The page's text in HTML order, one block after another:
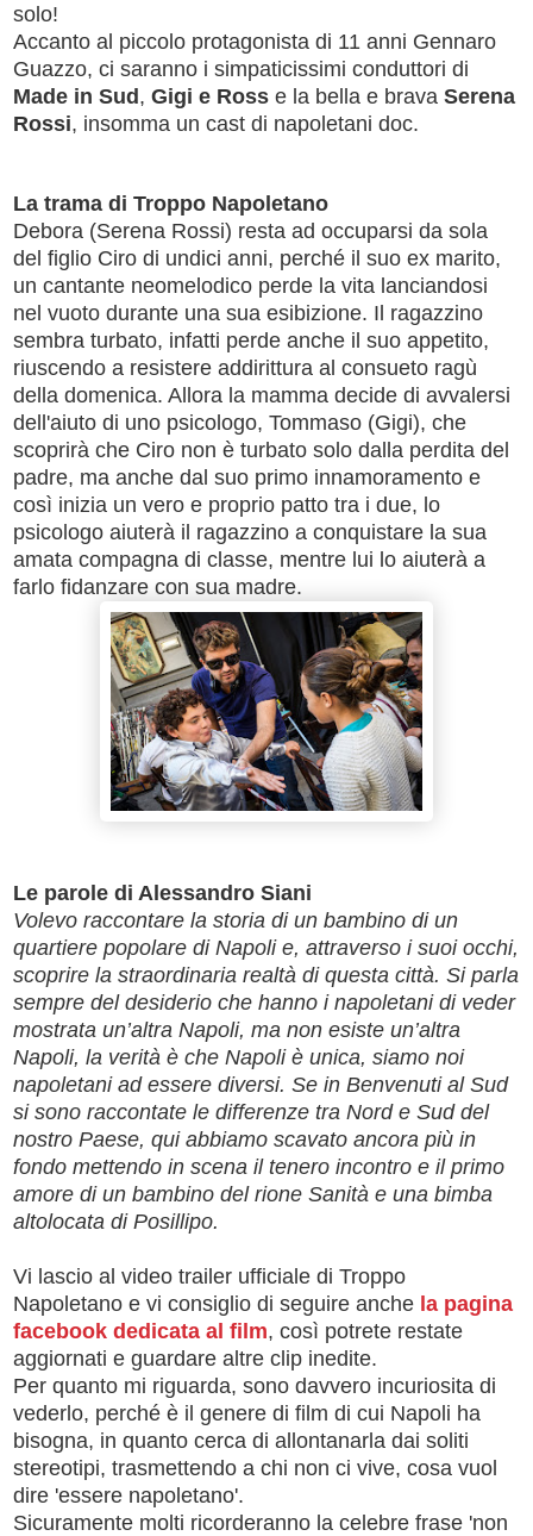
solo!
Accanto al piccolo protagonista di 11 anni Gennaro
Guazzo, ci saranno i simpaticissimi conduttori di
Made in Sud, Gigi e Ross e la bella e brava Serena
Rossi, insomma un cast di napoletani doc.
La trama di Troppo Napoletano
Debora (Serena Rossi) resta ad occuparsi da sola
del figlio Ciro di undici anni, perché il suo ex marito,
un cantante neomelodico perde la vita lanciandosi
nel vuoto durante una sua esibizione. Il ragazzino
sembra turbato, infatti perde anche il suo appetito,
riuscendo a resistere addirittura al consueto ragù
della domenica. Allora la mamma decide di avvalersi
dell'aiuto di uno psicologo, Tommaso (Gigi), che
scoprirà che Ciro non è turbato solo dalla perdita del
padre, ma anche dal suo primo innamoramento e
così inizia un vero e proprio patto tra i due, lo
psicologo aiuterà il ragazzino a conquistare la sua
amata compagna di classe, mentre lui lo aiuterà a
farlo fidanzare con sua madre.
Le parole di Alessandro Siani
Volevo raccontare la storia di un bambino di un
quartiere popolare di Napoli e, attraverso i suoi occhi,
scoprire la straordinaria realtà di questa città. Si parla
sempre del desiderio che hanno i napoletani di veder
mostrata un’altra Napoli, ma non esiste un’altra
Napoli, la verità è che Napoli è unica, siamo noi
napoletani ad essere diversi. Se in Benvenuti al Sud
si sono raccontate le differenze tra Nord e Sud del
nostro Paese, qui abbiamo scavato ancora più in
fondo mettendo in scena il tenero incontro e il primo
amore di un bambino del rione Sanità e una bimba
altolocata di Posillipo.
Vi lascio al video trailer ufficiale di Troppo
Napoletano e vi consiglio di seguire anche la pagina
facebook dedicata al film, così potrete restate
aggiornati e guardare altre clip inedite.
Per quanto mi riguarda, sono davvero incuriosita di
vederlo, perché è il genere di film di cui Napoli ha
bisogna, in quanto cerca di allontanarla dai soliti
stereotipi, trasmettendo a chi non ci vive, cosa vuol
dire 'essere napoletano'.
Sicuramente molti ricorderanno la celebre frase 'non